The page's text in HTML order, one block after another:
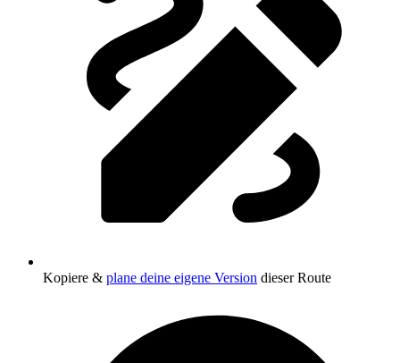
Kopiere & plane deine eigene Version dieser Route